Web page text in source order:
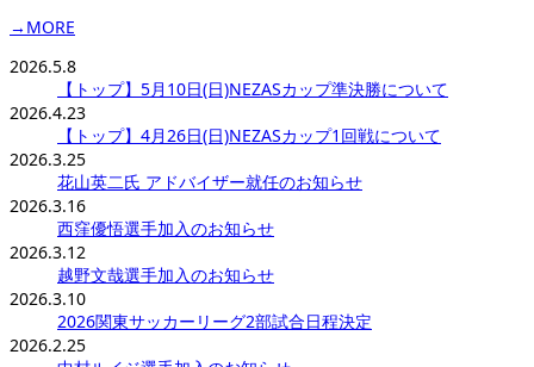
→MORE
2026.5.8
【トップ】5月10日(日)NEZASカップ準決勝について
2026.4.23
【トップ】4月26日(日)NEZASカップ1回戦について
2026.3.25
花山英二氏 アドバイザー就任のお知らせ
2026.3.16
西窪優悟選手加入のお知らせ
2026.3.12
越野文哉選手加入のお知らせ
2026.3.10
2026関東サッカーリーグ2部試合日程決定
2026.2.25